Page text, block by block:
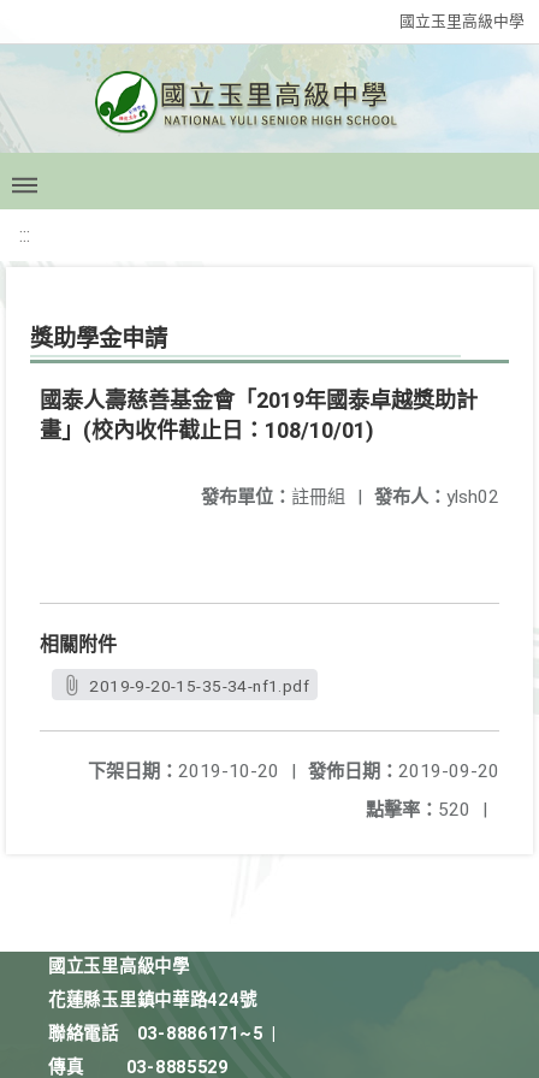
國立玉里高級中學
:::
獎助學金申請
國泰人壽慈善基金會「2019年國泰卓越獎助計
畫」(校內收件截止日：108/10/01)
發布人： ylsh02
發布單位： 註冊組 |
相關附件
2019-9-20-15-35-34-nf1.pdf
發佈日期： 2019-09-20
下架日期： 2019-10-20
|
點擊率： 520 |
國立玉里高級中學
花蓮縣玉里鎮中華路424號
聯絡電話
03-8886171~5
傳真
03-8885529